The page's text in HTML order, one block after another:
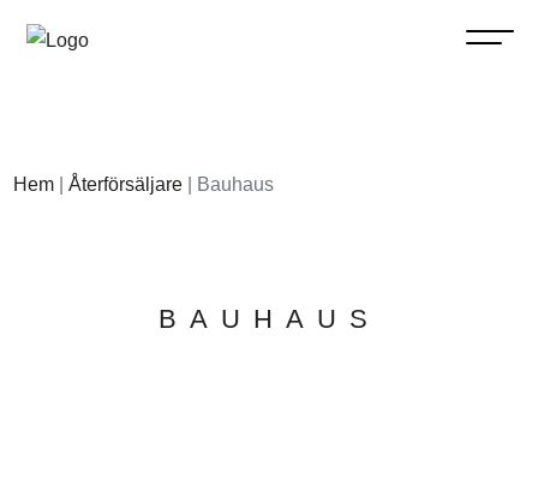
Hem |Återförsäljare Bauhaus
BAUHAUS